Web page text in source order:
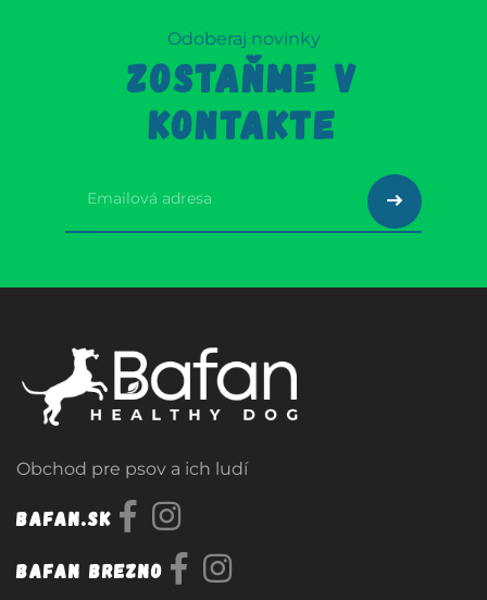
Odoberaj novinky
ZOSTAŇME V
KONTAKTE
Obchod pre psov a ich ludí
Bafan.sk
Bafan Brezno